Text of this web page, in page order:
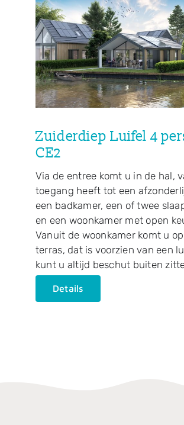
Zuiderdiep Luifel 4
CE2
Via de entree komt u in de hal,
toegang heeft tot een
een badkamer, een of twee
en een woonkamer met open
Vanuit de woonkamer komt u
terras, dat is voorzien van een
kunt u altijd beschut buiten
Details